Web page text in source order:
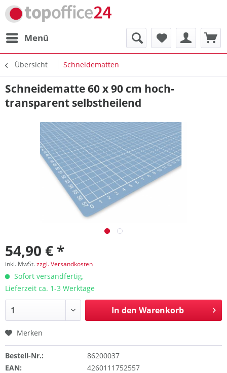
Menü
Übersicht Schneidematten
Schneidematte 60 x 90 cm hoch-
transparent selbstheilend
54,90 € *
inkl. MwSt.zzgl. Versandkosten
Sofort versandfertig,
Lieferzeit ca. 1-3 Werktage
In den Warenkorb
Merken
Bestell-Nr.:
86200037
EAN:
4260111752557